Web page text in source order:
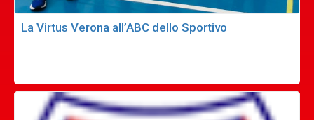
La Virtus Verona all’ABC dello Sportivo